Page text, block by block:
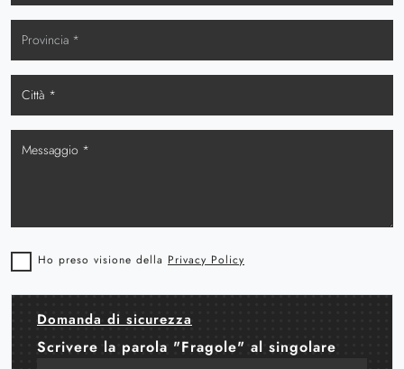
Ho preso visione della Privacy Policy
Domanda di sicurezza
Scrivere la parola "Fragole" al singolare